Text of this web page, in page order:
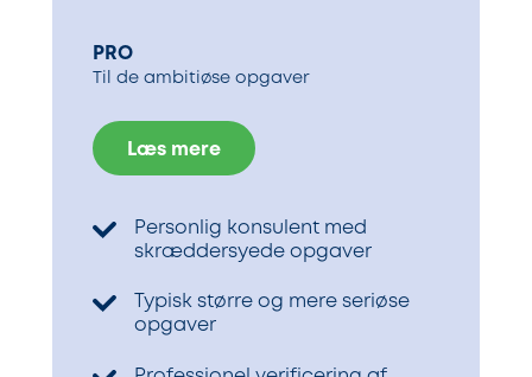
PRO
Til de ambitiøse opgaver
Læs mere
Personlig konsulent med
skræddersyede opgaver
Typisk større og mere seriøse
opgaver